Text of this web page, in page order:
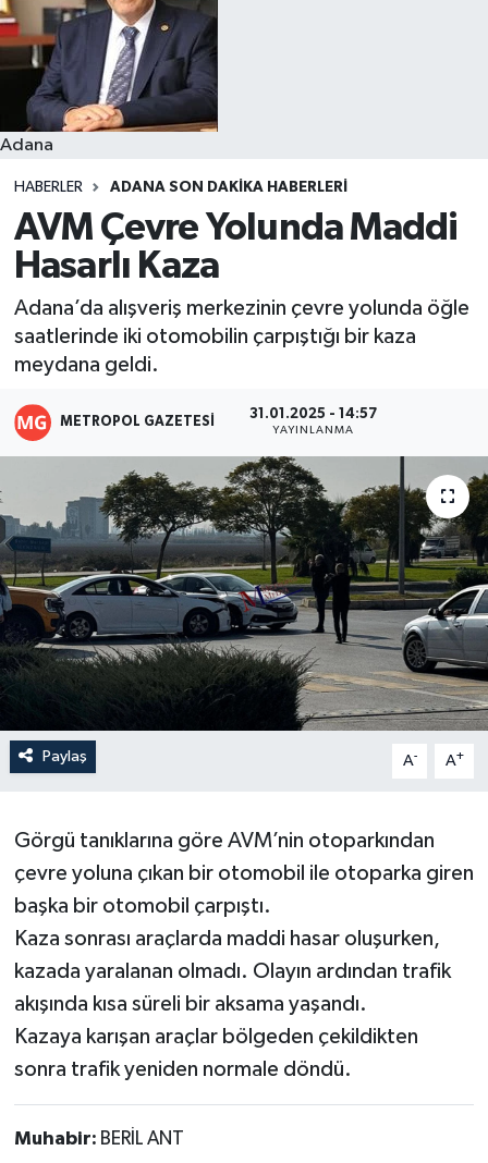
Adana
HABERLER ADANA SON DAKIKA HABERLERI
AVM Çevre Yolunda Maddi
Hasarlı Kaza
Adana’da alışveriş merkezinin çevre yolunda öğle
saatlerinde iki otomobilin çarpıştığı bir kaza
meydana geldi.
METROPOL GAZETESI 31.01.2025 - 14:57
YAYINLANMA
Paylaş A- A+
Görgü tanıklarına göre AVM’nin otoparkından
çevre yoluna çıkan bir otomobil ile otoparka giren
başka bir otomobil çarpıştı.
Kaza sonrası araçlarda maddi hasar oluşurken,
kazada yaralanan olmadı. Olayın ardından trafik
akışında kısa süreli bir aksama yaşandı.
Kazaya karışan araçlar bölgeden çekildikten
sonra trafik yeniden normale döndü.
Muhabir: BERİL ANT
Resmi İlanlar